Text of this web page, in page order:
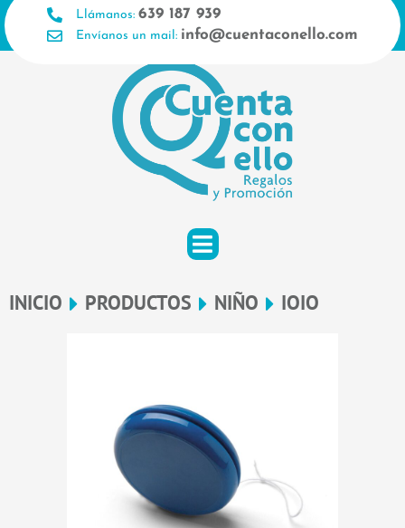
Ir
al
contenido
Llámanos: 639 187 939
Envíanos un mail: info@cuentaconello.com
INICIO PRODUCTOS NIÑO IOIO